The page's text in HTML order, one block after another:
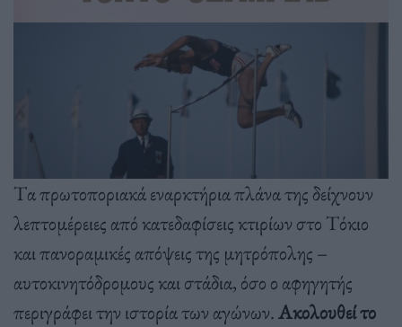
Tα πρωτοποριακά εναρκτήρια πλάνα της δείχνουν
λεπτομέρειες από κατεδαφίσεις κτιρίων στο Τόκιο
και πανοραμικές απόψεις της μητρόπολης –
αυτοκινητόδρομους και στάδια, όσο ο αφηγητής
περιγράφει την ιστορία των αγώνων.Ακολουθεί το